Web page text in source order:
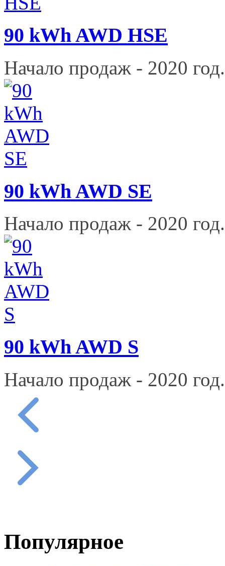
90 kWh AWD HSE
Начало продаж - 2020
90 kWh AWD SE
Начало продаж - 2020
90 kWh AWD S
Начало продаж - 2020
Популярное